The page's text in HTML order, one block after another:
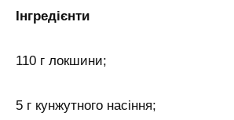
Інгредієнти
110 г локшини;
5 г кунжутного насіння;